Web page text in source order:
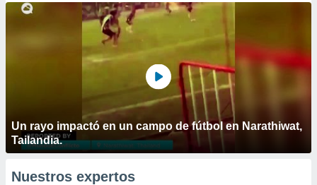
Un rayo impactó en un campo de fútbol en Narathiwat,
Tailandia.
Nuestros expertos